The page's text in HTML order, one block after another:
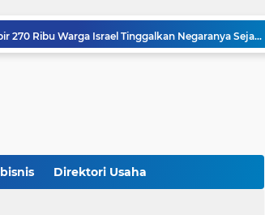
Bank Dunia: 48 Persen UMKM Batasi Penggunaan QRIS karena Khawatir Dipantau Pajak
Barcelona Tikung Real Madrid, Rodri Dikabarkan Pilih Berlabuh ke Camp Nou
bisnis Direktori Usaha